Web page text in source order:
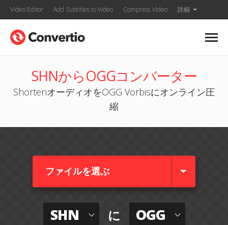
Video Editor Add Subtitles to Video Compress Video 詳細
SHNからOGGコンバーター
ShortenオーディオをOGG Vorbisにオンライン圧
縮
ファイルを選ぶ
SHN に OGG